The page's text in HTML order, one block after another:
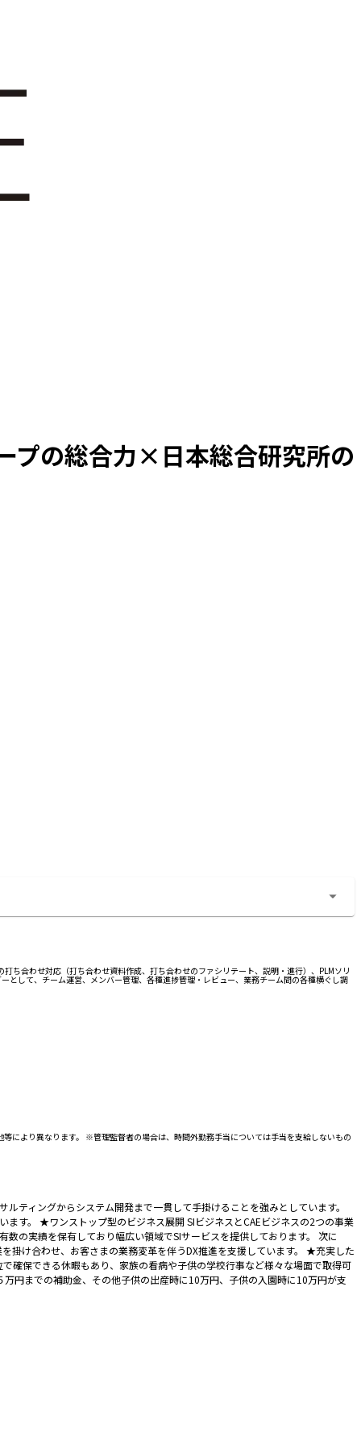
プの総合力×日本総合研究所の
ち合わせ対応（打ち合わせ資料作成、打ち合わせのファシリテート、説明・進行）、PLMソリ
として、チーム運営、メンバー管理、各種進捗管理・レビュー、業務チーム間の各種横ぐし調
により異なります。 ※管理監督者の場合は、時間外勤務手当については手当を支給しないもの
ティングからシステム開発まで一貫して手掛けることを強みとしています。
す。 ★ワンストップ型のビジネス展開 SIビジネスとCAEビジネスの2つの事業
の実績を保有しており幅広い領域でSIサービスを提供しております。 次に
掛け合わせ、お客さまの業務変革を伴うDX推進を支援しています。 ★充実した
確保できる休暇もあり、家族の看病や子供の学校行事など様々な場面で取得可
円までの補助金、その他子供の出産時に10万円、子供の入園時に10万円が支